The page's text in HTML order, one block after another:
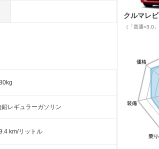
鉛レギュラーガソリン
km/リットル
クルマレ
（「普通=3.0
乗
装備
価格
乗
装備
価格